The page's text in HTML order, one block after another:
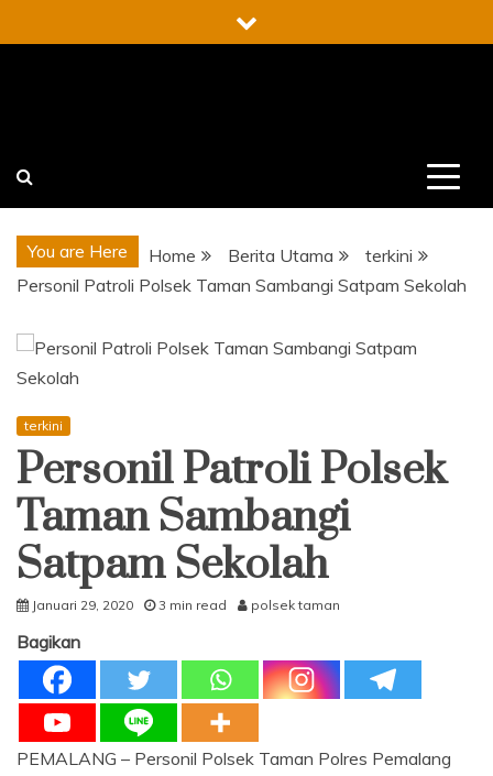
to
You are Here Home Berita Utama
terkini
Personil Patroli Polsek Taman Sambangi Satpam Sekolah
terkini
Personil Patroli Polsek
Taman Sambangi
Satpam Sekolah
Januari 29, 2020 3 min read polsek taman
Bagikan
PEMALANG – Personil Polsek Taman Polres Pemalang